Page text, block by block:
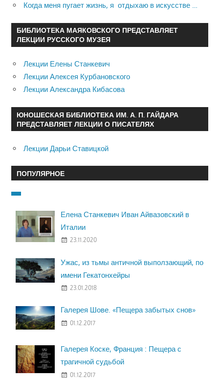
Когда меня пугает жизнь, я отдыхаю в искусстве …
БИБЛИОТЕКА МАЯКОВСКОГО ПРЕДСТАВЛЯЕТ
ЛЕКЦИИ РУССКОГО МУЗЕЯ
Лекции Елены Станкевич
Лекции Алексея Курбановского
Лекции Александра Кибасова
ЮНОШЕСКАЯ БИБЛИОТЕКА ИМ. А. П. ГАЙДАРА
ПРЕДСТАВЛЯЕТ ЛЕКЦИИ О ПИСАТЕЛЯХ
Лекции Дарьи Ставицкой
ПОПУЛЯРНОЕ
Елена Станкевич Иван Айвазовский в
Италии
23.11.2020
Ужас, из тьмы античной выползающий, по
имени Гекатонхейры
23.01.2018
Галерея Шове. «Пещера забытых снов»
01.12.2017
Галерея Коске, Франция : Пещера с
трагичной судьбой
01.12.2017